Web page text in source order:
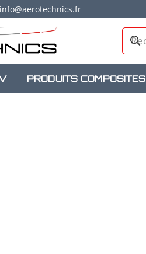
info@aerotechnics.fr
PRODUITS COMPOSITES